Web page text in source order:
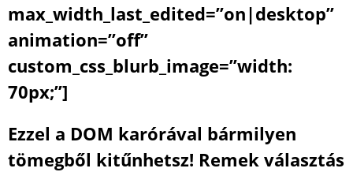
max_width_last_edited=”on|desktop”
animation=”off”
custom_css_blurb_image=”width:
70px;”]
Ezzel a DOM karórával bármilyen
tömegből kitűnhetsz! Remek választás